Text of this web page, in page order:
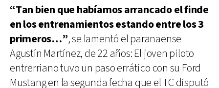
“Tan bien que habíamos arrancado el finde
en los entrenamientos estando entre los 3
primeros…”, se lamentó el paranaense
Agustín Martínez, de 22 años: El joven piloto
entrerriano tuvo un paso errático con su Ford
Mustang en la segunda fecha que el TC disputó